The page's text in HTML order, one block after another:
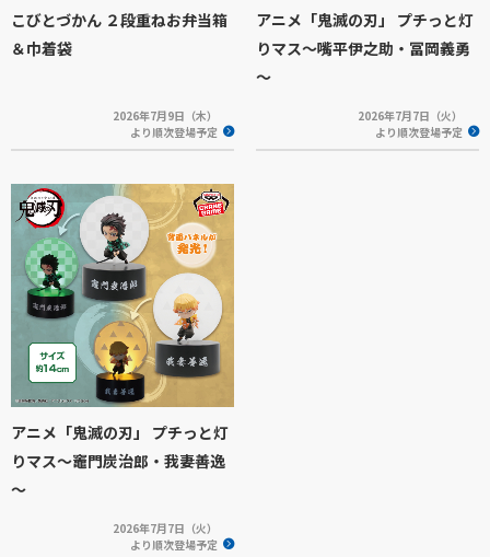
こびとづかん ２段重ねお弁当箱
＆巾着袋
2026年7月9日（木）
より順次登場予定
アニメ「鬼滅の刃」 プチっと灯
りマス～嘴平伊之助・冨岡義勇
～
2026年7月7日（火）
より順次登場予定
アニメ「鬼滅の刃」 プチっと灯
りマス～竈門炭治郎・我妻善逸
～
2026年7月7日（火）
より順次登場予定